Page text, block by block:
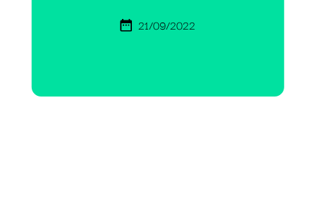
21/09/2022